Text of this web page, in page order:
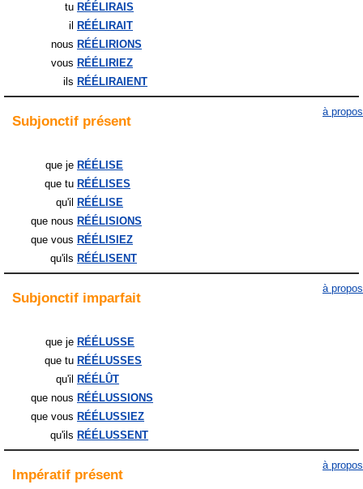
tu RÉÉLIRAIS
il
RÉÉLIRAIT
nous RÉÉLIRIONS
vous RÉÉLIRIEZ
ils RÉÉLIRAIENT
Subjonctif présent
à propos
que je RÉÉLISE
que tu RÉÉLISES
qu'il
RÉÉLISE
que nous RÉÉLISIONS
que vous RÉÉLISIEZ
qu'ils RÉÉLISENT
Subjonctif imparfait
à propos
que je RÉÉLUSSE
que tu RÉÉLUSSES
qu'il
RÉÉLÛT
que nous RÉÉLUSSIONS
que vous RÉÉLUSSIEZ
qu'ils RÉÉLUSSENT
Impératif présent
à propos